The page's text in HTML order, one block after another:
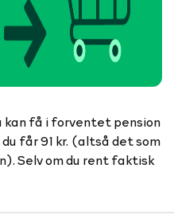
kan få i forventet pension
får 91 kr. (altså det som
Selv om du rent faktisk